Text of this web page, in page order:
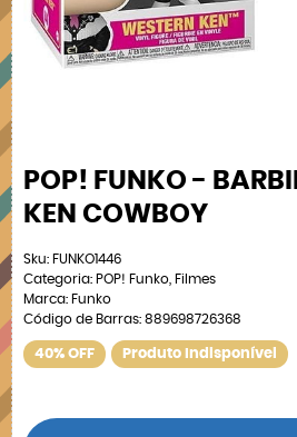
POP! FUNKO -
KEN COWBOY
Sku: FUNKO1446
Categoria: POP! Funko Filmes
Marca: Funko
Código de Barras: 889698726368
40% OFF Produto Indisponível